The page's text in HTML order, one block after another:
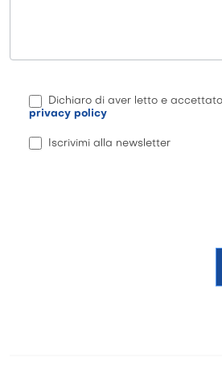
Dichiaro di aver letto e
privacy policy
Iscrivimi alla newsletter